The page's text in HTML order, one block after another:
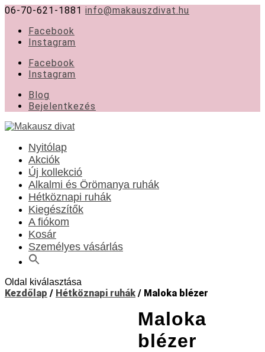
06-70-621-1881 info@makauszdivat.hu
Facebook
Instagram
Facebook
Instagram
Blog
Bejelentkezés
Nyitólap
Akciók
Új kollekció
Alkalmi és Örömanya ruhák
Hétköznapi ruhák
Kiegészítők
A fiókom
Kosár
Személyes vásárlás
Oldal kiválasztása
Kezdőlap / Hétköznapi ruhák / Maloka blézer
Maloka
blézer